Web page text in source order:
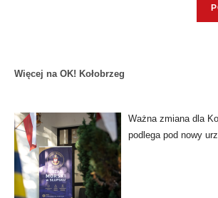
Więcej na OK! Kołobrzeg
Ważna zmiana dla
podlega pod nowy